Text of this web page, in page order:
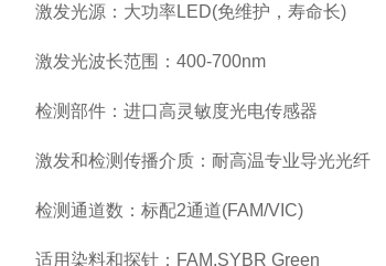
激发光源：大功率LED(免维护，寿命长)
激发光波长范围：400-700nm
检测部件：进口高灵敏度光电传感器
激发和检测传播介质：耐高温专业导光光纤
检测通道数：标配2通道(FAM/VIC)
适用染料和探针：FAM,SYBR Green